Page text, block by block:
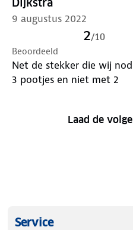
9 augustus 2022
2/10
Beoordeeld
Net de stekker die wij
3 pootjes en niet met 2
Laad de
Service